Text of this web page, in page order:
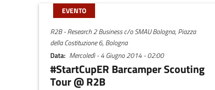
EVENTO
R2B - Research 2 Business c/o SMAU Bologna, Piazza
della Costituzione 6, Bologna
Data Mercoledì - 4 Giugno 2014 - 02:00
#StartCupER Barcamper Scouting
Tour @ R2B